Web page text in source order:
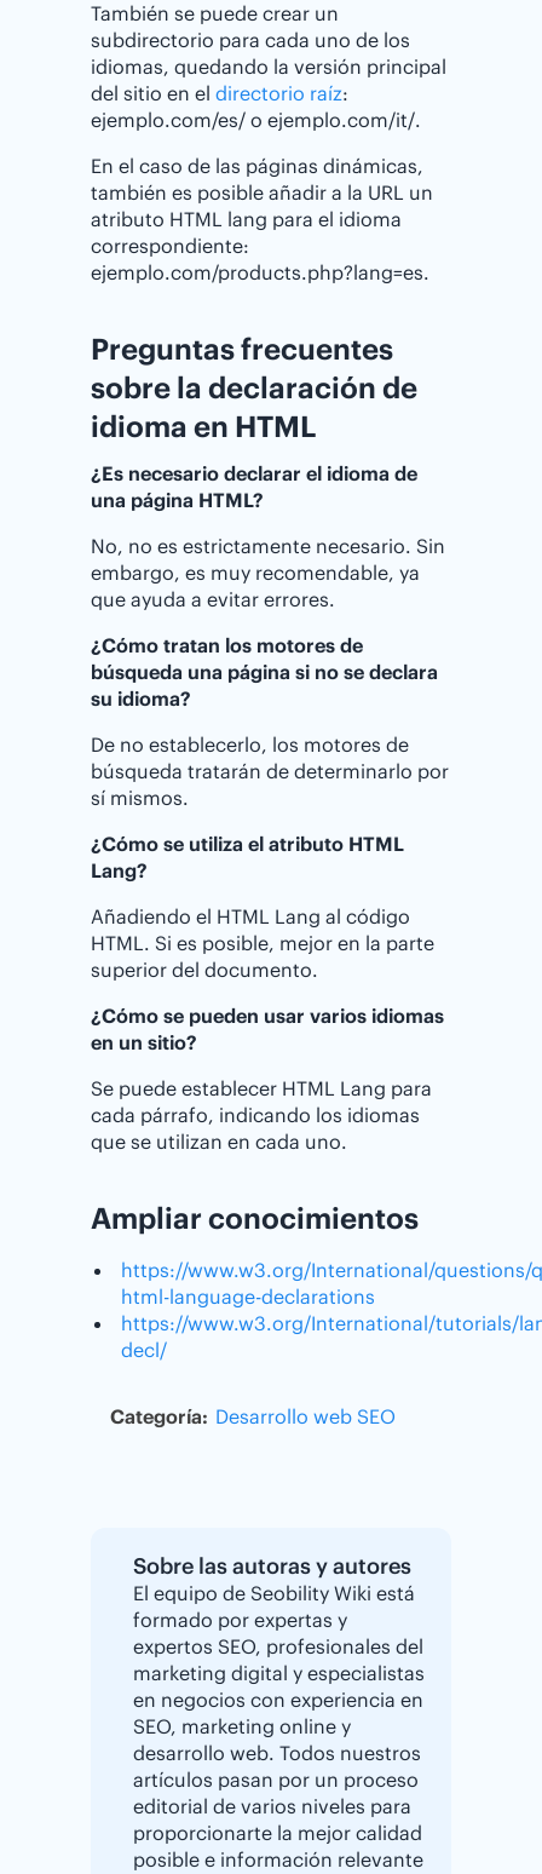
También se puede crear un
subdirectorio para cada uno de los
idiomas, quedando la versión principal
del sitio en el directorio raíz:
ejemplo.com/es/ o ejemplo.com/it/.
En el caso de las páginas dinámicas,
también es posible añadir a la URL un
atributo HTML lang para el idioma
correspondiente:
ejemplo.com/products.php?lang=es.
Preguntas frecuentes
sobre la declaración de
idioma en HTML
¿Es necesario declarar el idioma de
una página HTML?
No, no es estrictamente necesario. Sin
embargo, es muy recomendable, ya
que ayuda a evitar errores.
¿Cómo tratan los motores de
búsqueda una página si no se declara
su idioma?
De no establecerlo, los motores de
búsqueda tratarán de determinarlo por
sí mismos.
¿Cómo se utiliza el atributo HTML
Lang?
Añadiendo el HTML Lang al código
HTML. Si es posible, mejor en la parte
superior del documento.
¿Cómo se pueden usar varios idiomas
en un sitio?
Se puede establecer HTML Lang para
cada párrafo, indicando los idiomas
que se utilizan en cada uno.
Ampliar conocimientos
https://www.w3.org/International/questions/
html-language-declarations
https://www.w3.org/International/tutorials/
decl/
Categoría: Desarrollo web SEO
Sobre las autoras y autores
El equipo de Seobility Wiki está
formado por expertas y
expertos SEO, profesionales del
marketing digital y especialistas
en negocios con experiencia en
SEO, marketing online y
desarrollo web. Todos nuestros
artículos pasan por un proceso
editorial de varios niveles para
proporcionarte la mejor calidad
posible e información relevante